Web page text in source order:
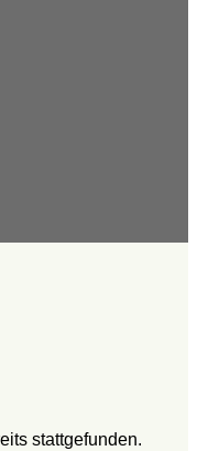
stattgefunden.